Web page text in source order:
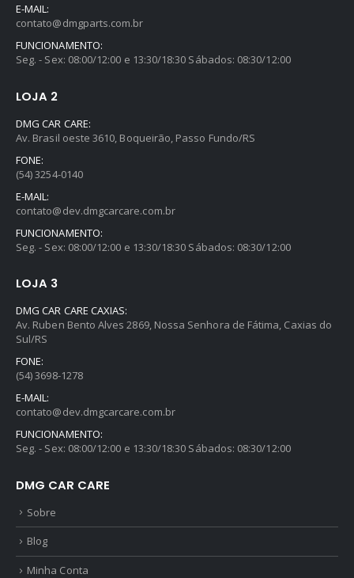
E-MAIL:
contato@dmgparts.com.br
FUNCIONAMENTO:
Seg. - Sex: 08:00/12:00 e 13:30/18:30 Sábados: 08:30/12:00
LOJA 2
DMG CAR CARE:
Av. Brasil oeste 3610, Boqueirão, Passo Fundo/RS
FONE:
(54) 3254-0140
E-MAIL:
contato@dev.dmgcarcare.com.br
FUNCIONAMENTO:
Seg. - Sex: 08:00/12:00 e 13:30/18:30 Sábados: 08:30/12:00
LOJA 3
DMG CAR CARE CAXIAS:
Av. Ruben Bento Alves 2869, Nossa Senhora de Fátima, Caxias do
Sul/RS
FONE:
(54) 3698-1278
E-MAIL:
contato@dev.dmgcarcare.com.br
FUNCIONAMENTO:
Seg. - Sex: 08:00/12:00 e 13:30/18:30 Sábados: 08:30/12:00
DMG CAR CARE
Sobre
Blog
Minha Conta